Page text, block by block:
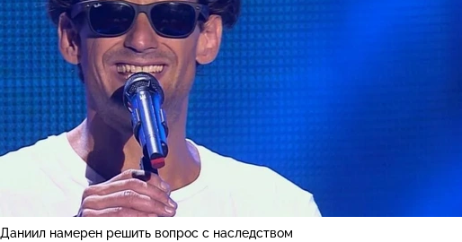
Даниил намерен решить вопрос с наследством